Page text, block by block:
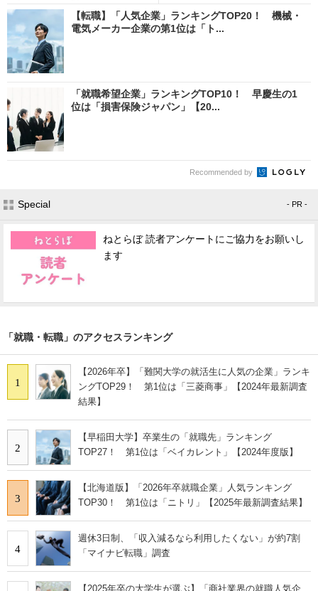
【転職】「人気企業」ランキングTOP20！ 機械・
電気メーカー企業の第1位は「ト...
「就職希望企業」ランキングTOP10！ 早慶生の1
位は「損害保険ジャパン」【20...
Recommended by
Special - PR -
ねとらぼ 読者アンケートにご協力をお願いし
ます
「就職・転職」のアクセスランキング
1
【2026年卒】「難関大学の就活生に人気の企業」ランキ
ングTOP29！ 第1位は「三菱商事」【2024年最新調査
結果】
2
【早稲田大学】卒業生の「就職先」ランキング
TOP27！ 第1位は「ベイカレント」【2024年度版】
3
【北海道版】「2026年卒就職企業」人気ランキング
TOP30！ 第1位は「ニトリ」【2025年最新調査結果】
4
週休3日制、「収入減るなら利用したくない」が約7割
「マイナビ転職」調査
【2025年卒の大学生が選ぶ】「商社業界の就職人気企